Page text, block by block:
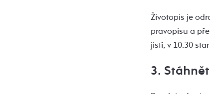
Životopis je
pravopisu a
jistí, v 10:30
3.